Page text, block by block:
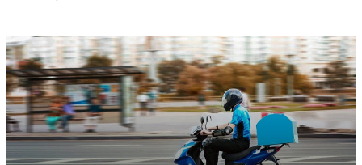
εσωτερικό και στα παράλια και γύρω στους 21
βαθμούς στα ψηλότερα ορεινά.
ανατολικά παράλια, γύρω στους 32 στα δυτικά και τα
βόρεια παράλια και γύρω στους 29 βαθμούς στα
ψηλότερα ορεινά.